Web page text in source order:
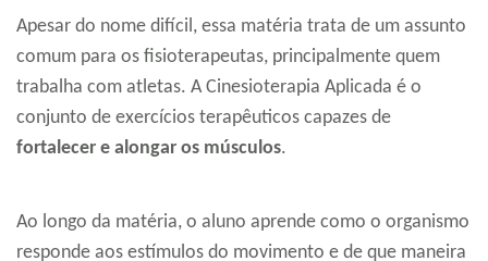
Apesar do nome difícil, essa matéria trata de um assunto
comum para os fisioterapeutas, principalmente quem
trabalha com atletas. A Cinesioterapia Aplicada é o
conjunto de exercícios terapêuticos capazes de
fortalecer e alongar os músculos.
Ao longo da matéria, o aluno aprende como o organismo
responde aos estímulos do movimento e de que maneira